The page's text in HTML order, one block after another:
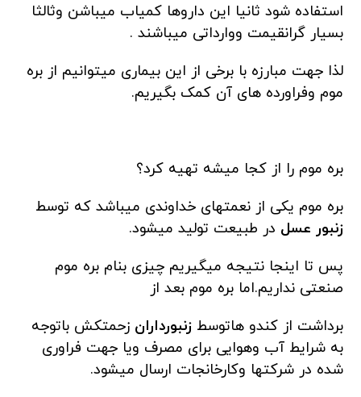
استفاده شود ثانیا این داروها کمیاب میباشن وثالثا
بسیار گرانقیمت ووارداتی میباشند .
لذا جهت مبارزه با برخی از این بیماری میتوانیم از بره
موم وفراورده های آن کمک بگیریم.
بره موم را از کجا میشه تهیه کرد؟
بره موم یکی از نعمتهای خداوندی میباشد که توسط
زنبور عسل در طبیعت تولید میشود.
پس تا اینجا نتیجه میگیریم چیزی بنام بره موم
صنعتی نداریم.اما بره موم بعد از
برداشت از کندو هاتوسطزنبورداران زحمتکش باتوجه
به شرایط آب وهوایی برای مصرف ویا جهت فراوری
شده در شرکتها وکارخانجات ارسال میشود.